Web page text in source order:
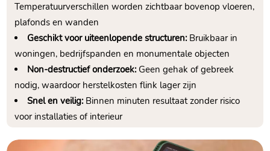
Temperatuurverschillen worden zichtbaar bovenop vloeren,
plafonds en wanden
Geschikt voor uiteenlopende structuren:Bruikbaar in
woningen, bedrijfspanden en monumentale objecten
Non-destructief onderzoek:Geen gehak of gebreek
nodig, waardoor herstelkosten flink lager zijn
Snel en veilig:Binnen minuten resultaat zonder risico
voor installaties of interieur